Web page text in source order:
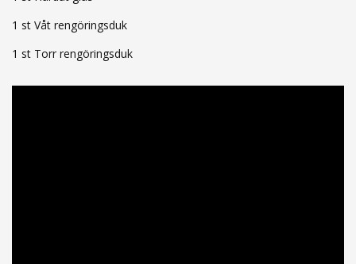
1 st Våt rengöringsduk
1 st Torr rengöringsduk